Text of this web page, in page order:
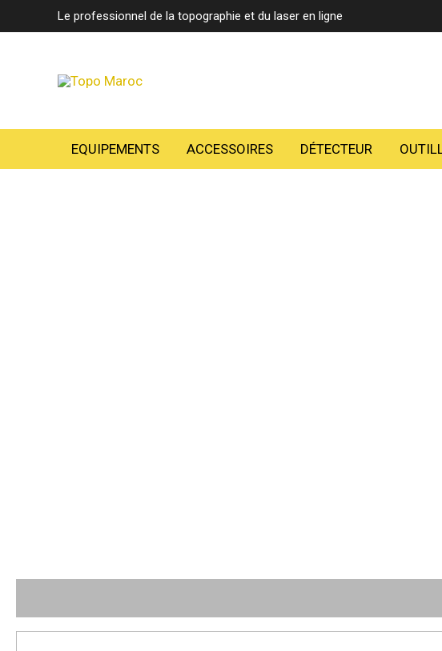
au
Le professionnel de la topographie et du laser en ligne
EQUIPEMENTS ACCESSOIRES DÉTECTEUR